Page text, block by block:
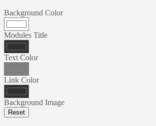
Background Color
Modules Title
Text Color
Link Color
Background Image